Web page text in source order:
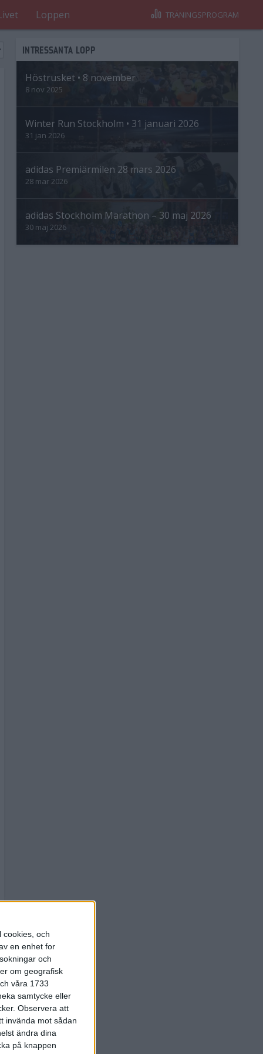
cookies, och
en enhet for
och
om geografisk
våra 1733
samtycke eller
Observera att
invända mot sådan
ändra dina
på knappen
Loppen TRÄNINGSPROGRAM
INTRESSANTA LOPP
Höstrusket • 8 november
8 nov 2025
Winter Run Stockholm • 31 januari 2026
31 jan 2026
adidas Premiärmilen 28 mars 2026
28 mar 2026
adidas Stockholm Marathon – 30 maj 2026
30 maj 2026